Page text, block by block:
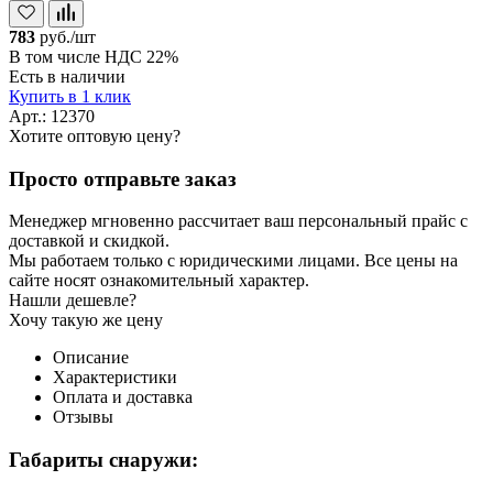
783 руб./шт
В том числе НДС 22%
Есть в наличии
Купить в 1 клик
Арт.: 12370
Хотите оптовую цену?
Просто отправьте заказ
Менеджер мгновенно рассчитает ваш персональный прайс с
доставкой и скидкой.
Мы работаем только с юридическими лицами. Все цены на
сайте носят ознакомительный характер.
Нашли дешевле?
Хочу такую же цену
Описание
Характеристики
Оплата и доставка
Отзывы
Габариты снаружи: